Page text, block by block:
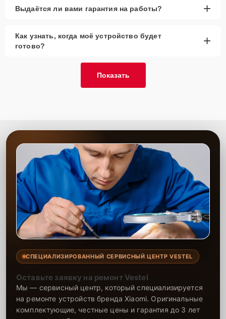
Выдаётся ли вами гарантия на работы? +
Как узнать, когда моё устройство будет
готово?
+
Показать
СПЕЦИАЛИЗИРОВАННЫЙ СЕРВИСНЫЙ ЦЕНТР VESTEL
Оставьте заявку на ремонт Vestel
Мы — сервисный центр, который специализируется
на ремонте устройств бренда Xiaomi. Оригинальные
комплектующие, честные цены и гарантия до 3 лет